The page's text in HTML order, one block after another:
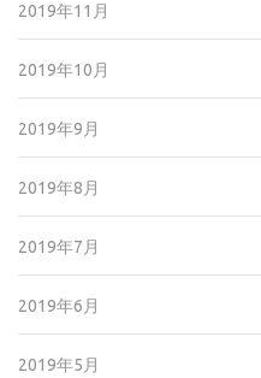
2019年11月
2019年10月
2019年9月
2019年8月
2019年7月
2019年6月
2019年5月